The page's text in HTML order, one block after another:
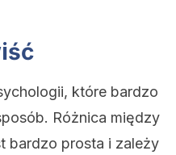
które bardzo
Różnica między
bardzo prosta i zależy